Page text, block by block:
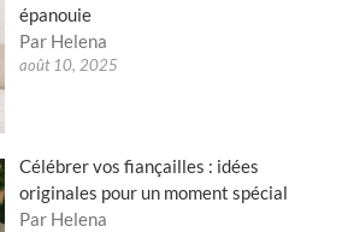
épanouie
Par Helena
août 10, 2025
Célébrer vos fiançailles : idées
originales pour un moment spécial
Par Helena